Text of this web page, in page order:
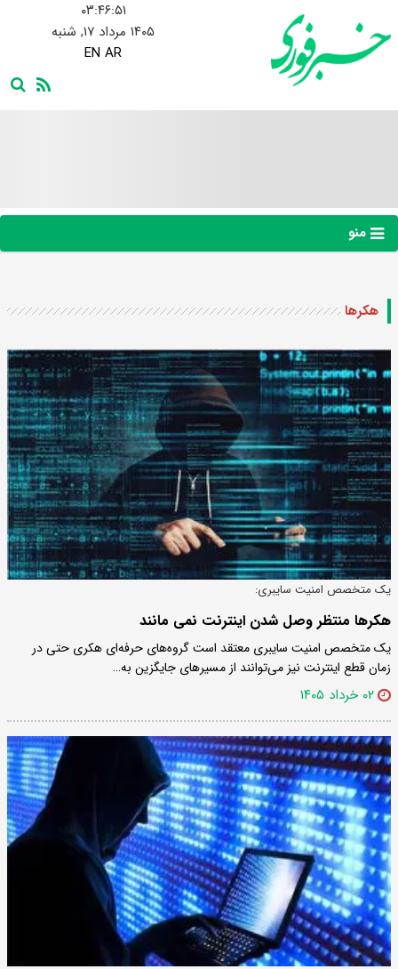
۰۳:۴۶:۵۲
۱۴۰۵ مرداد ۱۷, شنبه
EN AR
منو
هکرها
یک متخصص امنیت سایبری:
هکرها منتظر وصل شدن اینترنت نمی مانند
یک متخصص امنیت سایبری معتقد است گروه‌های حرفه‌ای هکری حتی در
زمان قطع اینترنت نیز می‌توانند از مسیرهای جایگزین به…
۰۲ خرداد ۱۴۰۵